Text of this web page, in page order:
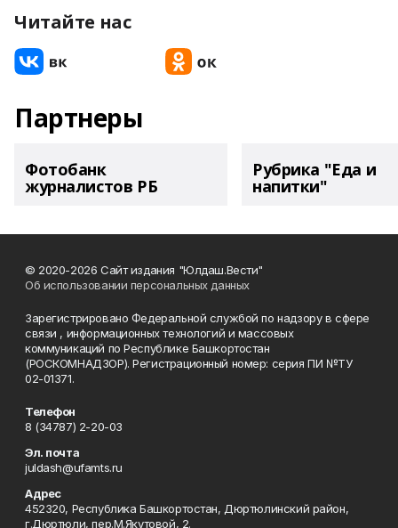
Читайте нас
Партнеры
Фотобанк
журналистов РБ
Рубрика "Еда и
напитки"
© 2020-2026 Сайт издания "Юлдаш.Вести"
Об использовании персональных данных
Зарегистрировано Федеральной службой по надзору в сфере
связи , информационных технологий и массовых
коммуникаций по Республике Башкортостан
(РОСКОМНАДЗОР). Регистрационный номер: серия ПИ №ТУ
02-01371.
Телефон
8 (34787) 2-20-03
Эл. почта
juldash@ufamts.ru
Адрес
452320, Республика Башкортостан, Дюртюлинский район,
г.Дюртюли, пер.М.Якутовой, 2.